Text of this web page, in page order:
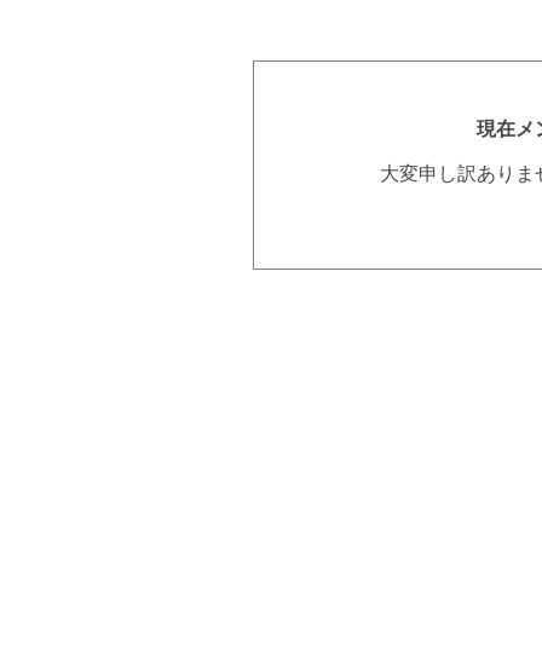
現在メ
大変申し訳あり